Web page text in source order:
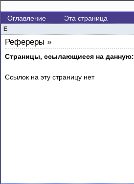
Оглавление Эта страница
E
Рефереры »
Страницы, ссылающиеся на данную:
Ссылок на эту страницу нет